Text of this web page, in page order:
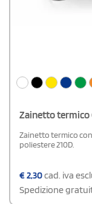
Zainetto termico
Zainetto termico
poliestere 210D.
€2,30cad. iva
Spedizione